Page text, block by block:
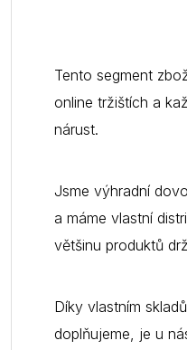
Tento segment
online tržištích a
nárust.
Jsme výhradní
a máme vlastní
většinu produktů
Díky vlastním
doplňujeme, je u